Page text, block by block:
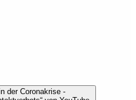
der Coronakrise -